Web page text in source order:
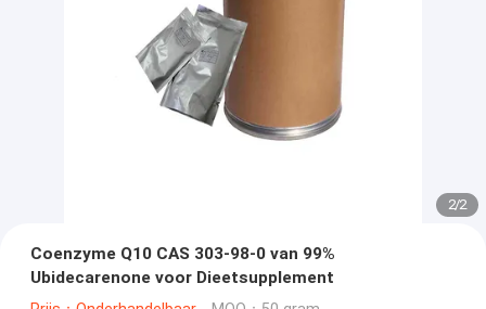
2/2
Coenzyme Q10 CAS 303-98-0 van 99%
Ubidecarenone voor Dieetsupplement